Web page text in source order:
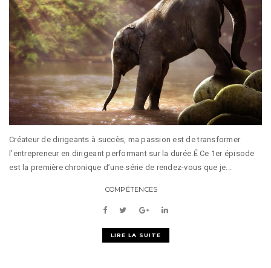
Créateur de dirigeants à succès, ma passion est de transformer
l’entrepreneur en dirigeant performant sur la durée.É Ce 1er épisode
est la première chronique d’une série de rendez-vous que je...
COMPÉTENCES
LIRE LA SUITE